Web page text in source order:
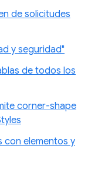
de solicitudes
y seguridad"
de todos los
corner-shape
con elementos y